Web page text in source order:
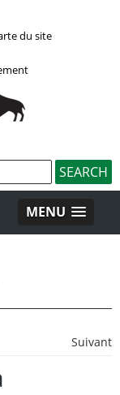
du site
MENU
Suivant